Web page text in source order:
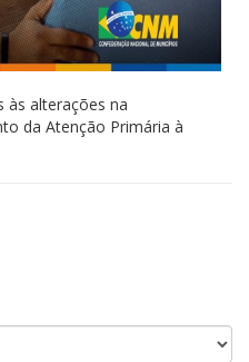
às alterações na
da Atenção Primária à